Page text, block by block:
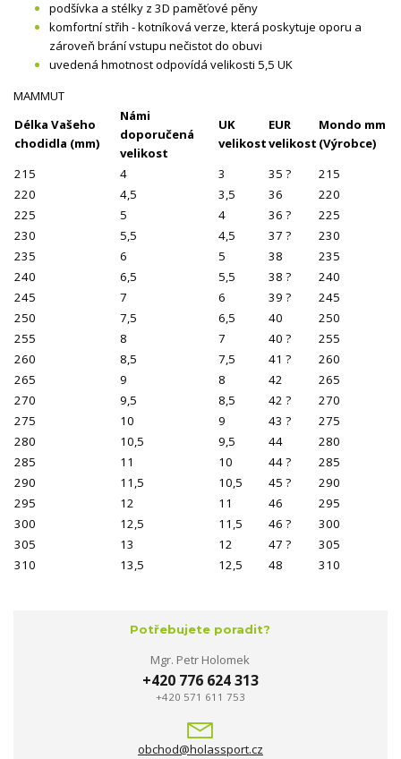
podšívka a stélky z 3D paměťové pěny
komfortní střih - kotníková verze, která poskytuje oporu a
zároveň brání vstupu nečistot do obuvi
uvedená hmotnost odpovídá velikosti 5,5 UK
MAMMUT
Délka Vašeho
chodidla (mm)
Námi
doporučená
velikost
UK
velikost
EUR
velikost
Mondo mm
(Výrobce)
215
4 3 35 ?
215
220
4,5 3,5 36
220
225
5 4 36 ?
225
230
5,5 4,5 37 ?
230
235
6 5 38
235
240
6,5 5,5 38 ?
240
245
7 6 39 ?
245
250
7,5 6,5 40
250
255
8 7 40 ?
255
260
8,5 7,5 41 ?
260
265
9 8 42
265
270
9,5 8,5 42 ?
270
275
10 9 43 ?
275
280
10,5 9,5 44
280
285
11 10 44 ?
285
290
11,5 10,5 45 ?
290
295
12 11 46
295
300
12,5 11,5 46 ?
300
305
13 12 47 ?
305
310
13,5 12,5 48 310
Potřebujete poradit?
Mgr. Petr Holomek
+420 776 624 313
+420 571 611 753
obchod@holassport.cz